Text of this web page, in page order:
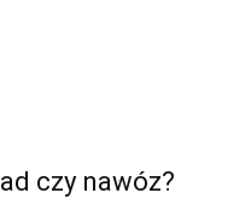
czy nawóz?